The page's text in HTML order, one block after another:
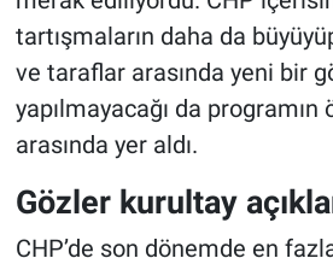
tartışmaların daha da
ve taraflar arasında yeni bir
yapılmayacağı da programın
arasında yer aldı.
Gözler kurultay
CHP’de son dönemde en